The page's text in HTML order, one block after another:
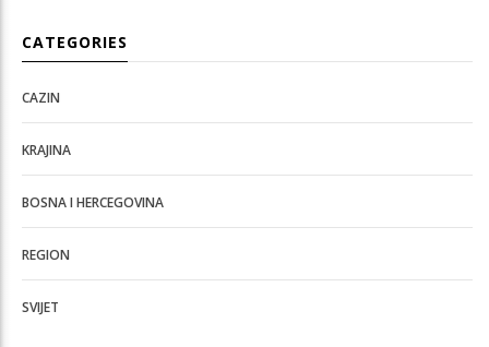
CATEGORIES
CAZIN
KRAJINA
BOSNA I HERCEGOVINA
REGION
SVIJET